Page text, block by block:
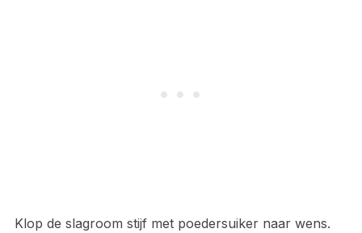
Klop de slagroom stijf met poedersuiker naar wens.